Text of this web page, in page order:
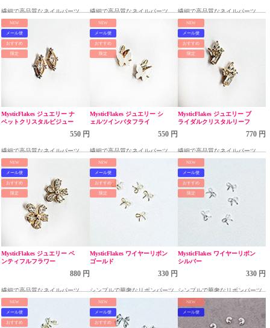
繊細で高品質なネイルパーツ 繊細で高品質なネイルパーツ 繊細で高品質なネイルパーツ
NEW
メール便
おすすめ
限定
MysticFlakes ジュエリー ナ
ベットクリスタルビジュー
550 円
繊細で高品質なネイルパーツ
NEW
メール便
おすすめ
限定
MysticFlakes ジュエリー シ
ェルツインバタフライ
550 円
繊細で高品質なネイルパーツ
NEW
メール便
おすすめ
限定
MysticFlakes ジュエリー ブ
ライダルクリスタルリーフ
770 円
繊細で高品質なネイルパーツ
NEW
メール便
おすすめ
限定
MysticFlakes ジュエリー ベ
ンティフルフラワー
880 円
繊細で高品質なネイルパーツ
NEW
メール便
おすすめ
限定
MysticFlakes ワイヤーリボン
ゴールド
330 円
シンプルで華奢なリボンパーツ
NEW
メール便
おすすめ
限定
MysticFlakes ワイヤーリボン
シルバー
330 円
シンプルで華奢なリボンパーツ
NEW
メール便
おすすめ
NEW
メール便
おすすめ
NEW
メール便